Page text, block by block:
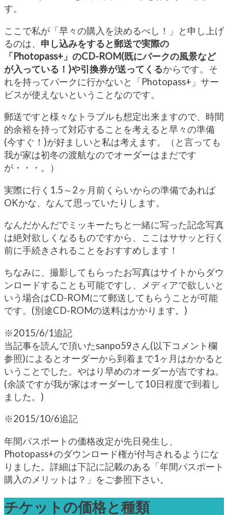
す。
ここで私が「早々の購入を決めるべし！」と申し上げ
るのは、 申し込みをすると郵送で実際の
「Photopass+」のCD-ROM(既にパークの風景など
が入っている！)や引換券が送ってくるからです。そ
れを持ってパークに行かないと「Photopass+」サー
ビスが使えないということなのです。
郵送ですと様々なトラブルも想定出来ますので、時間
的余裕を持って対応することを考えると早々の準備
(今すぐ！)が好ましいと私は考えます。（と言っても
我が家は初冬の渡航なのでオーダーはまだです
が・・・。）
実際に行く1.5～2ヶ月前くらいからの準備であれば
OKかな、なんて思っていたりします。
なんだかんだでミッキーたちと一緒に写った記念写真
は絶対欲しくなるものですから、ここはササッと行く
前に手続きされることをおすすめします！
ちなみに、撮影してもらったお写真はサイトからダウ
ンロードすることも可能ですし、メディアで欲しいと
いう場合はCD-ROMにて郵送してもらうことが可能
です。(別途CD-ROMの送料はかかります。)
※2015/6/1追記
当記事を読んで頂いたsanpo59さん(以下コメント欄
参照)によるとオーダーから到着まで1ヶ月はかかると
いうことでした。やはり早めのオーダーが吉ですね。
(余談ですが我が家はオーダーして10日程度で到着し
ました。)
※2015/10/6追記
年間パスポートの価格改定が先日発生し、
Photopass+のダウンロード権が付与されるようにな
りました。詳細は下記に記載のある「年間パスポート
購入のメリットは？」をご参照下さい。
チケットの価格と種類